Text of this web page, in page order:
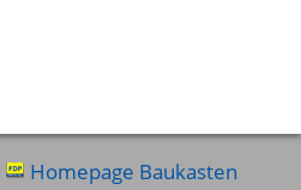
Homepage Baukasten